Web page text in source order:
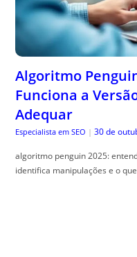
Algoritmo
Funciona a
Adequar
Especialista em SEO | 30 de
algoritmo penguin 2025:
identifica manipulações e o